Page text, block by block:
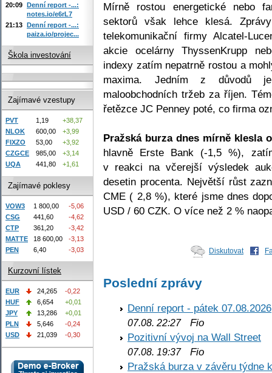
Mírně rostou energetické nebo
sektorů však lehce klesá.
telekomunikační firmy Alcatel-
akcie ocelárny ThyssenKrupp
indexy zatím nepatrně rostou a
maxima. Jedním z důvodů
maloobchodních tržeb za říjen.
řetězce JC Penney poté, co firma
Pražská burza dnes mírně klesla
hlavně Erste Bank (-1,5 %),
v reakci na včerejší výsledek
desetin procenta. Největší růst
CME ( 2,8 %), které jsme dnes
USD / 60 CZK. O více než 2 %
Diskutovat
Poslední zprávy
Denní report - pátek 07.08.2026
07.08. 22:27Fio
Pozitivní vývoj na Wall Street
07.08. 19:37Fio
Pražská burza v závěru týdne
20:09 Denní report -...:
notes.io/e6rL7
21:13 Denní report -...:
paiza.io/projec...
Škola investování
Zajímavé vzestupy
PVT 1,19
+38,37
NLOK
600,00
+3,99
FIXZO
53,00
+3,92
CZGCE
985,00
+3,14
UQA
441,80 +1,61
Zajímavé poklesy
VOW3 1 800,00
-5,06
CSG
441,60
-4,62
CTP
361,20
-3,42
MATTE
18 600,00
-3,13
PEN
6,40 -3,03
Kurzovní lístek
EUR 24,265
-0,22
HUF
6,654
+0,01
JPY
13,286
+0,01
PLN
5,646
-0,24
USD
21,039 -0,30